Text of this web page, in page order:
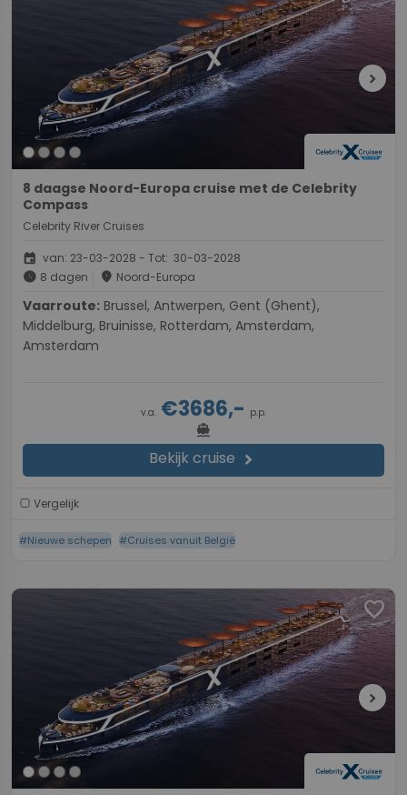
chevron_right
8 daagse Noord-Europa cruise met de Celebrity
Compass
Celebrity River Cruises
event van: 23-03-2028 - Tot: 30-03-2028
schedule 8 dagen place Noord-Europa
Vaarroute:
Middelburg, Bruinisse, Rotterdam, Amsterdam,
Amsterdam
v.a. €3686,- p.p.
directions_boat
Bekijk cruise chevron_right
Vergelijk
#Nieuwe schepen #Cruises vanuit België
favorite
chevron_right